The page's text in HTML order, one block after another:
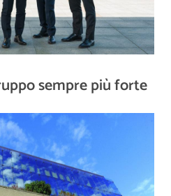
sempre più forte